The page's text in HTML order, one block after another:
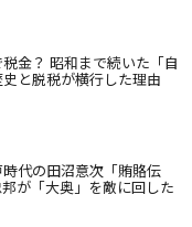
金？ 昭和まで続いた「自
と脱税が横行した理由
代の田沼意次「賄賂伝
が「大奥」を敵に回した